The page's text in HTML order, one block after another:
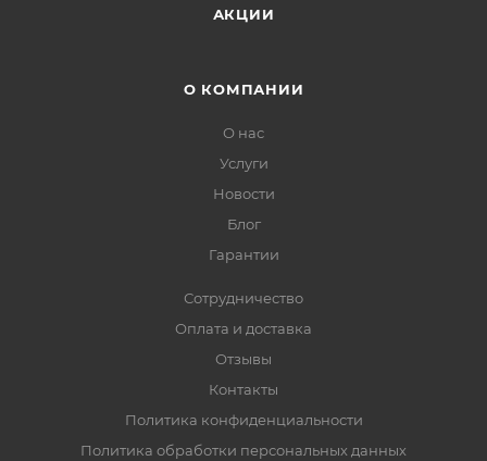
АКЦИИ
О КОМПАНИИ
О нас
Услуги
Новости
Блог
Гарантии
Сотрудничество
Оплата и доставка
Отзывы
Контакты
Политика конфиденциальности
Политика обработки персональных данных